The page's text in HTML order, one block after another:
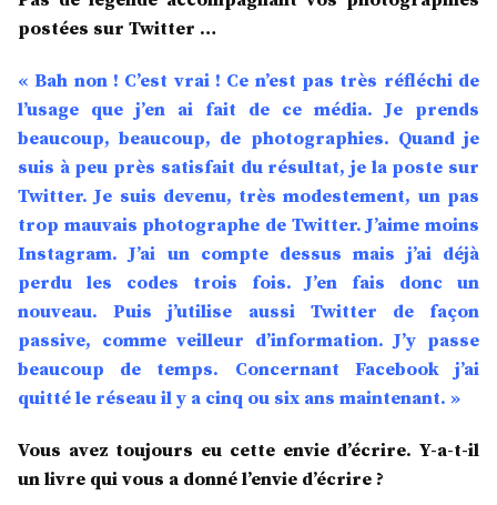
postées sur Twitter …
« Bah non ! C’est vrai ! Ce n’est pas très réfléchi de
l’usage que j’en ai fait de ce média. Je prends
beaucoup, beaucoup, de photographies. Quand je
suis à peu près satisfait du résultat, je la poste sur
Twitter. Je suis devenu, très modestement, un pas
trop mauvais photographe de Twitter. J’aime moins
Instagram. J’ai un compte dessus mais j’ai déjà
perdu les codes trois fois. J’en fais donc un
nouveau. Puis j’utilise aussi Twitter de façon
passive, comme veilleur d’information. J’y passe
beaucoup de temps. Concernant Facebook j’ai
quitté le réseau il y a cinq ou six ans maintenant. »
Vous avez toujours eu cette envie d’écrire. Y-a-t-il
un livre qui vous a donné l’envie d’écrire ?